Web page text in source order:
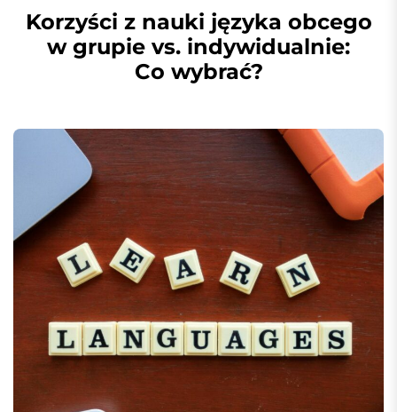
Korzyści z nauki języka obcego
w grupie vs. indywidualnie:
Co wybrać?